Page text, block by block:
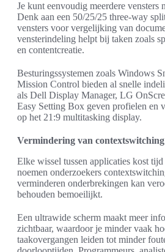
Je kunt eenvoudig meerdere vensters
Denk aan een 50/25/25 three-way
vensters voor vergelijking van
vensterindeling helpt bij taken zoals
en contentcreatie.
Besturingssystemen zoals Windows
Mission Control bieden al snelle
als Dell Display Manager, LG
Easy Setting Box geven profielen en
op het 21:9 multitasking display.
Vermindering van contextswitching
Elke wissel tussen applicaties kost
noemen onderzoekers
verminderen onderbrekingen kan
behouden bemoeilijkt.
Een ultrawide scherm maakt meer
zichtbaar, waardoor je minder vaak
taakovergangen leiden tot minder